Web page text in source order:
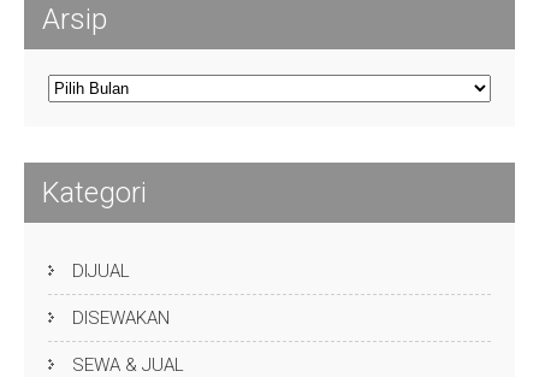
Arsip
Arsip
Kategori
DIJUAL
DISEWAKAN
SEWA & JUAL